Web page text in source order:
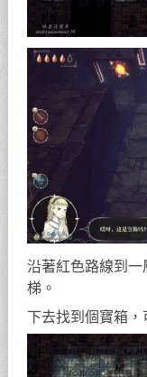
沿著紅色路線到
梯。
下去找到個寶箱，